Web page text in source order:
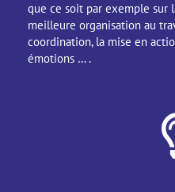
que ce soit par exemple sur
meilleure organisation au
coordination, la mise en
émotions … .